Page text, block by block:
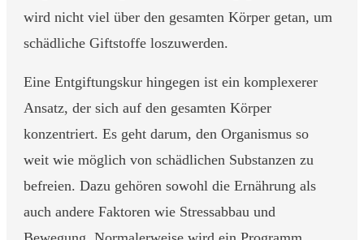
wird nicht viel über den gesamten Körper getan, um
schädliche Giftstoffe loszuwerden.
Eine Entgiftungskur hingegen ist ein komplexerer
Ansatz, der sich auf den gesamten Körper
konzentriert. Es geht darum, den Organismus so
weit wie möglich von schädlichen Substanzen zu
befreien. Dazu gehören sowohl die Ernährung als
auch andere Faktoren wie Stressabbau und